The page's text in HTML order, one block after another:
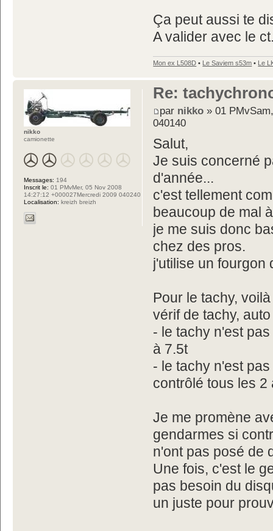
Ça peut aussi te
A valider avec le
Mon ex L508D • Le Saviem s53m • Le
Re:
par nikko » 01
040140
Salut,
Je suis concerné
d'année...
c'est tellement
beaucoup de mal
je me suis donc
chez des pros.
j'utilise un fourgon
Pour le tachy,
vérif de tachy,
- le tachy n'est
à 7.5t
- le tachy n'est
contrôlé tous les 2
Je me promène
gendarmes si
n'ont pas posé de
Une fois, c'est le
pas besoin du
un juste pour
nikko
camionette
Messages: 194
Inscrit le: 01 PMvMer, 05 Nov 2008
14:27:12 +000027Mercredi 2009 040240
Localisation: kreizh breizh